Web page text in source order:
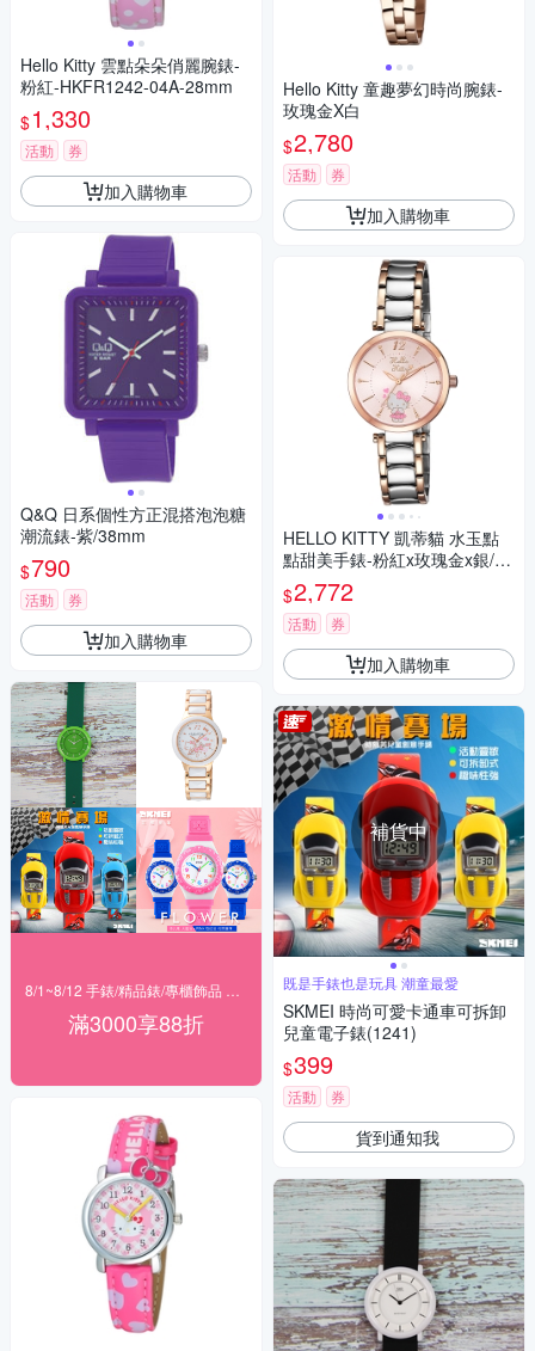
Hello Kitty 雲點朵朵俏麗腕錶-
粉紅-HKFR1242-04A-28mm
$1,330
活動 券
加入購物車
Q&Q 日系個性方正混搭泡泡糖
潮流錶-紫/38mm
$790
活動 券
加入購物車
滿3000享88折
Hello Kitty 童趣夢幻時尚腕錶-
玫瑰金X白
$2,780
活動 券
加入購物車
HELLO KITTY 凱蒂貓 水玉點
點甜美手錶-粉紅x玫瑰金x銀/32
mm
$2,772
活動 券
加入購物車
補貨中
既是手錶也是玩具 潮童最愛
SKMEI 時尚可愛卡通車可拆卸
兒童電子錶(1241)
$399
活動 券
貨到通知我